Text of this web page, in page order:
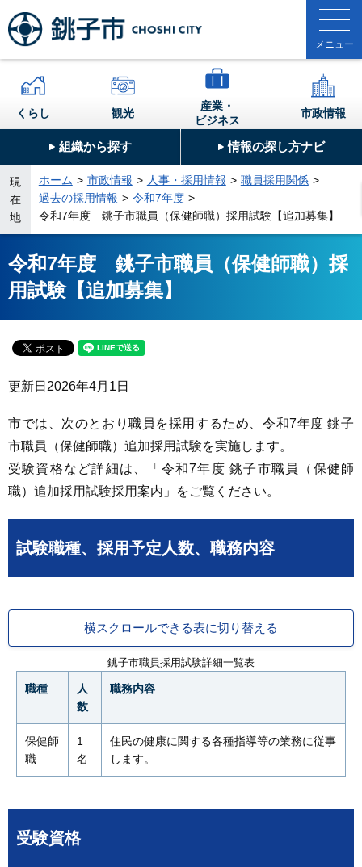
組織から探す 情報の探し方ナビ
くらし 観光
産業・
ビジネス
市政情報
現
在
地
ホーム 市政情報 人事・採用情報
職員採用関係
過去の採用情報
令和7年度
令和7年度 銚子市職員（保健師職）採用試験【追加募集】
令和7年度 銚子市職員（保健師職）採
用試験【追加募集】
更新日 2026年4月1日
市では、次のとおり職員を採用するため、令和7年度 銚子
市職員（保健師職）追加採用試験を実施します。
受験資格など詳細は、「令和7年度 銚子市職員（保健師
職）追加採用試験採用案内」をご覧ください。
試験職種、採用予定人数、職務内容
横スクロールできる表に切り替える
銚子市職員採用試験詳細一覧表
職種
人
数
職務内容
保健師
職
1
名
住民の健康に関する各種指導等の業務に従事
します。
受験資格